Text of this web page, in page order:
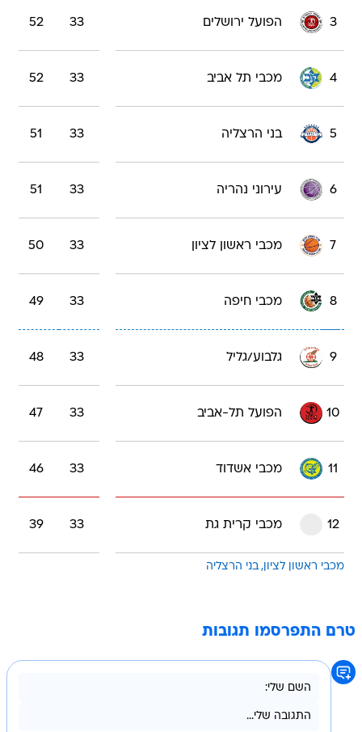
3 הפועל ירושלים 33
52
4 מכבי תל אביב 33
52
5 בני הרצליה 33
51
6 עירוני נהריה 33
51
7 מכבי ראשון לציון 33
50
8 מכבי חיפה 33
49
9 גלבוע/גליל 33
48
10 הפועל תל-אביב 33
47
11 מכבי אשדוד 33
46
12 מכבי קרית גת 33
39
מכבי ראשון לציון בני הרצליה
טרם התפרסמו תגובות